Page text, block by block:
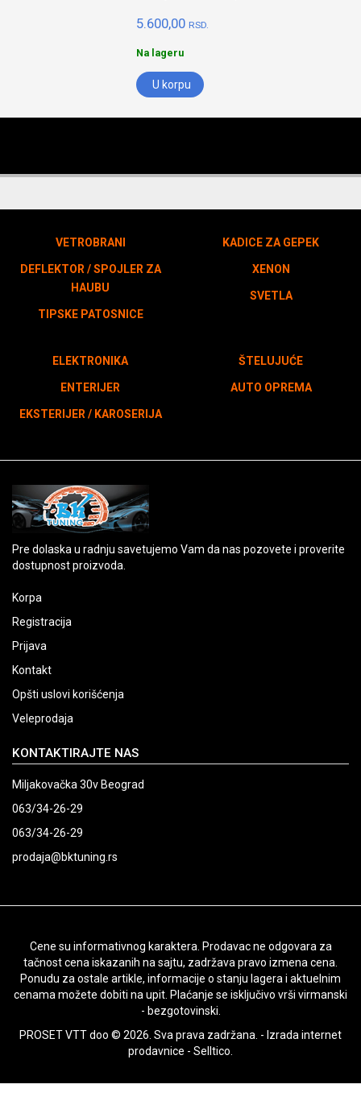
5.600,00 RSD.
Na lageru
U korpu
VETROBRANI
DEFLEKTOR / SPOJLER ZA
HAUBU
TIPSKE PATOSNICE
KADICE ZA GEPEK
XENON
SVETLA
ELEKTRONIKA
ENTERIJER
EKSTERIJER / KAROSERIJA
ŠTELUJUĆE
AUTO OPREMA
Pre dolaska u radnju savetujemo Vam da nas pozovete i proverite
dostupnost proizvoda.
Korpa
Registracija
Prijava
Kontakt
Opšti uslovi korišćenja
Veleprodaja
KONTAKTIRAJTE NAS
Miljakovačka 30v Beograd
063/34-26-29
063/34-26-29
prodaja@bktuning.rs
Cene su informativnog karaktera. Prodavac ne odgovara za
tačnost cena iskazanih na sajtu, zadržava pravo izmena cena.
Ponudu za ostale artikle, informacije o stanju lagera i aktuelnim
cenama možete dobiti na upit. Plaćanje se isključivo vrši virmanski
- bezgotovinski.
PROSET VTT doo © 2026. Sva prava zadržana. - Izrada internet
prodavnice - Selltico.